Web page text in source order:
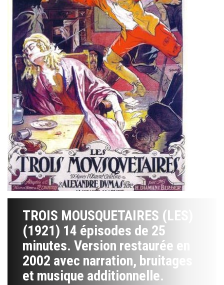
TROIS MOUSQUETAIRES (LES)
(1921) 14 épisodes de 25
minutes. Version restaurée en
2002 avec narration, bruitages
et musique additionnelle.